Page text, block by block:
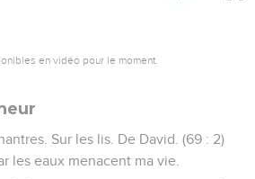
en vidéo pour le moment.
Sur les lis. De David. (69 : 2)
les eaux menacent ma vie.